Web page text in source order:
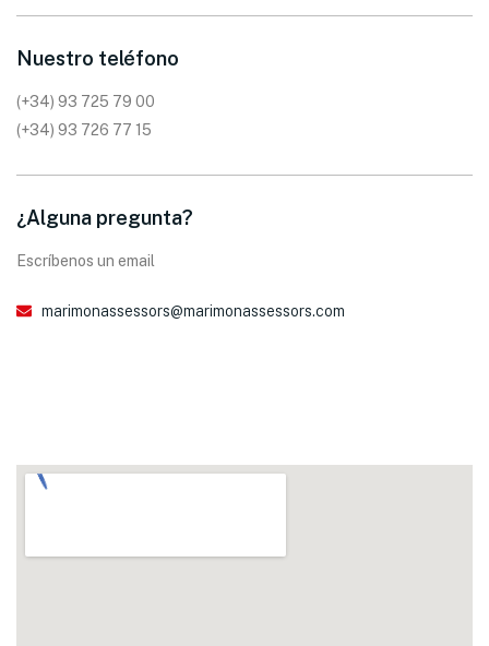
Nuestro teléfono
(+34) 93 725 79 00
(+34) 93 726 77 15
¿Alguna pregunta?
Escríbenos un email
marimonassessors@marimonassessors.com